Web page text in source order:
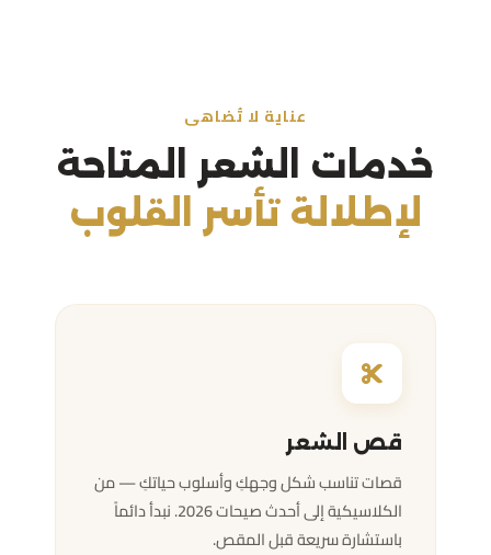
عناية لا تُضاهى
خدمات الشعر المتاحة
لإطلالة تأسر القلوب
قص الشعر
قصات تناسب شكل وجهكِ وأسلوب حياتكِ — من
الكلاسيكية إلى أحدث صيحات 2026. نبدأ دائماً
باستشارة سريعة قبل المقص.